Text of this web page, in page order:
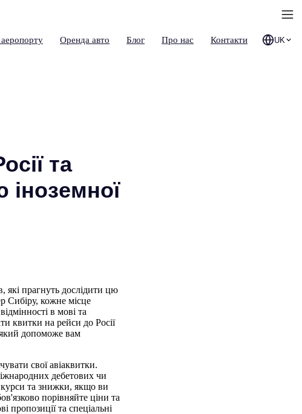
Оренда авто Блог Про нас Контакти UK
та
іноземної
які прагнуть дослідити цю
Сибіру, кожне місце
в мові та
квитки на рейси до Росії
який допоможе вам
свої авіаквитки.
дебетових чи
курси та знижки, якщо ви
порівняйте ціни та
пропозиції та спеціальні